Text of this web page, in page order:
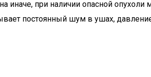
при наличии опасной опухоли
постоянный шум в ушах,